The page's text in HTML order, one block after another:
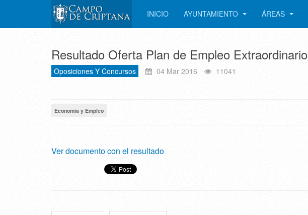
INICIO AYUNTAMIENTO ÁREAS
Resultado Oferta Plan de Empleo Extraordinario
Oposiciones Y Concursos 04 Mar 2016 11041
Economía y Empleo
Ver documento con el resultado